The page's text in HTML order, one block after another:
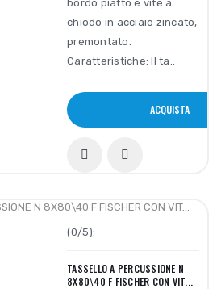
bordo piatto e vite a
chiodo in acciaio zincato,
premontato.
Caratteristiche: Il ta..
ACQUISTA
(0/5):
TASSELLO A PERCUSSIONE N
8X80\40 F FISCHER CON VIT...